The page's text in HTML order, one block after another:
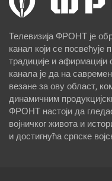
Телевизија ФРОНТ је
канал који се посвећује
традиције и
канала је да на
везане за ову област,
динамичним
ФРОНТ настоји да
војничког живота и
и достигнућа српске